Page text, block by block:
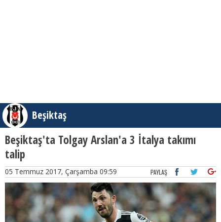
Beşiktaş
Beşiktaş'ta Tolgay Arslan'a 3 İtalya takımı
talip
05 Temmuz 2017, Çarşamba 09:59 PAYLAŞ